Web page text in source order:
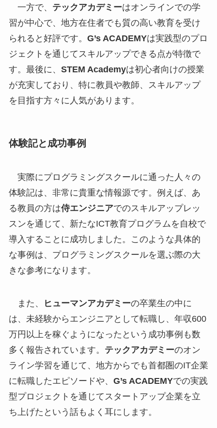
一方で、 テックアカデミーはオンラインでの学
習が中心で、地方在住者でも質の高い教育を受け
られると好評です。 G’s ACADEMYは実践型のプロ
ジェクトを通じてスキルアップできる点が特徴で
す。最後に、 STEM Academyは初心者向けの授業
が充実しており、特に教員や教師、スキルアップ
を目指す方々に人気があります。
体験記と成功事例
実際にプログラミングスクールに通った人々の
体験記は、非常に貴重な情報源です。例えば、あ
る教員の方は侍エンジニアでのスキルアップレッ
スンを通じて、新たなICT教育プログラムを自校で
導入することに成功しました。このような具体的
な事例は、プログラミングスクールを選ぶ際の大
きな参考になります。
また、 ヒューマンアカデミーの卒業生の中に
は、未経験からエンジニアとして転職し、年収600
万円以上を稼ぐようになったという成功事例も数
多く報告されています。 テックアカデミーのオン
ライン学習を通じて、地方からでも首都圏のIT企業
に転職したエピソードや、 G’s ACADEMYでの実践
型プロジェクトを通じてスタートアップ企業を立
ち上げたという話もよく耳にします。